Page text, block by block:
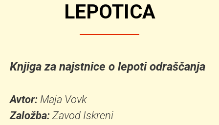
LEPOTICA
Knjiga za najstnice o lepoti odraščanja
Avtor: Maja Vovk
Založba: Zavod Iskreni